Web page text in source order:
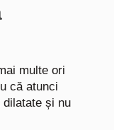
multe ori
că atunci
și nu